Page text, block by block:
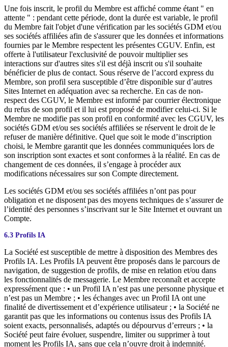
Une fois inscrit, le profil du Membre est affiché comme étant " en
attente " : pendant cette période, dont la durée est variable, le profil
du Membre fait l'objet d'une vérification par les sociétés GDM et/ou
ses sociétés affiliées afin de s'assurer que les données et informations
fournies par le Membre respectent les présentes CGUV. Enfin, est
offerte à l'utilisateur l'exclusivité de pouvoir multiplier ses
interactions sur d'autres sites s'il est déjà inscrit ou s'il souhaite
bénéficier de plus de contact. Sous réserve de l’accord express du
Membre, son profil sera susceptible d’être disponible sur d’autres
Sites Internet en adéquation avec sa recherche. En cas de non-
respect des CGUV, le Membre est informé par courrier électronique
du refus de son profil et il lui est proposé de modifier celui-ci. Si le
Membre ne modifie pas son profil en conformité avec les CGUV, les
sociétés GDM et/ou ses sociétés affiliées se réservent le droit de le
refuser de manière définitive. Quel que soit le mode d’inscription
choisi, le Membre garantit que les données communiquées lors de
son inscription sont exactes et sont conformes à la réalité. En cas de
changement de ces données, il s’engage à procéder aux
modifications nécessaires sur son Compte directement.
Les sociétés GDM et/ou ses sociétés affiliées n’ont pas pour
obligation et ne disposent pas des moyens techniques de s’assurer de
l’identité des personnes s’inscrivant sur le Site Internet et ouvrant un
Compte.
6.3 Profils IA
La Société est susceptible de mettre à disposition des Membres des
Profils IA. Les Profils IA peuvent être proposés dans le parcours de
navigation, de suggestion de profils, de mise en relation et/ou dans
les fonctionnalités de messagerie. Le Membre reconnaît et accepte
expressément que : • un Profil IA n’est pas une personne physique et
n’est pas un Membre ; • les échanges avec un Profil IA ont une
finalité de divertissement et d’expérience utilisateur ; • la Société ne
garantit pas que les informations ou contenus issus des Profils IA
soient exacts, personnalisés, adaptés ou dépourvus d’erreurs ; • la
Société peut faire évoluer, suspendre, limiter ou supprimer à tout
moment les Profils IA, sans que cela n’ouvre droit à indemnité.